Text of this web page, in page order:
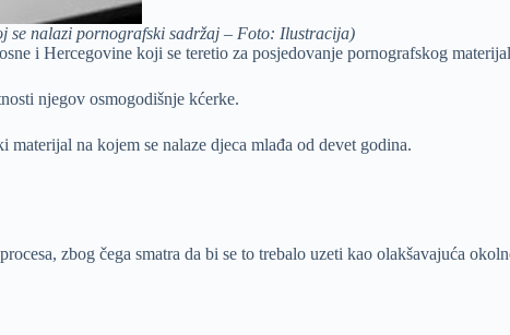
se nalazi pornografski sadržaj – Foto: Ilustracija)
i Hercegovine koji se teretio za posjedovanje pornografskog
njegov osmogodišnje kćerke.
na kojem se nalaze djeca mlađa od devet godina.
zbog čega smatra da bi se to trebalo uzeti kao olakšavajuća